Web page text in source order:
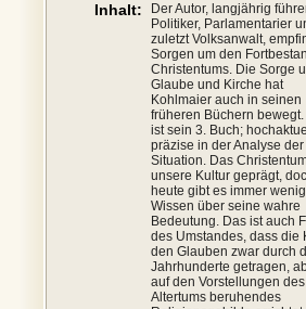
Inhalt:
Der Autor, langjährig
Politiker, Parlamentarier
zuletzt Volksanwalt,
Sorgen um den
Christentums. Die Sorge
Glaube und Kirche hat
Kohlmaier auch in seinen
früheren Büchern
ist sein 3. Buch;
präzise in der Analyse der
Situation. Das
unsere Kultur geprägt,
heute gibt es immer
Wissen über seine wahre
Bedeutung. Das ist auch
des Umstandes, dass die
den Glauben zwar durch
Jahrhunderte getragen,
auf den Vorstellungen des
Altertums beruhendes